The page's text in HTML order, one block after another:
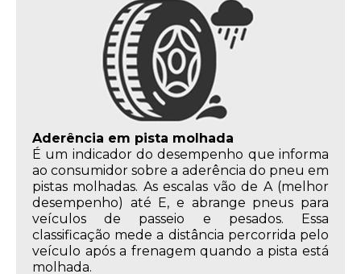
Aderência em pista molhada
É um indicador do desempenho que informa
ao consumidor sobre a aderência do pneu em
pistas molhadas. As escalas vão de A (melhor
desempenho) até E, e abrange pneus para
veículos de passeio e pesados. Essa
classificação mede a distância percorrida pelo
veículo após a frenagem quando a pista está
molhada.